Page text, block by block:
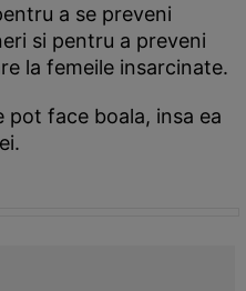
a se preveni
si pentru a preveni
la femeile insarcinate.
face boala, insa ea